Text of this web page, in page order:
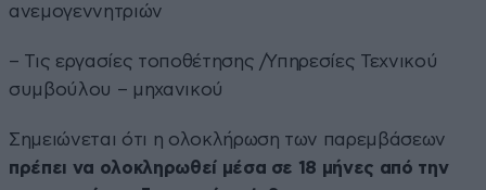
ανεμογεννητριών
– Τις εργασίες τοποθέτησης /Υπηρεσίες Τεχνικού
συμβούλου – μηχανικού
Σημειώνεται ότι η ολοκλήρωση των παρεμβάσεων
πρέπει να ολοκληρωθεί μέσα σε 18 μήνες από την